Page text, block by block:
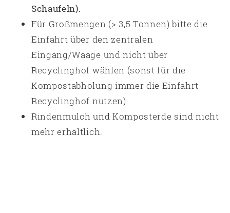
Schaufeln).
Für Großmengen (> 3,5 Tonnen) bitte die
Einfahrt über den zentralen
Eingang/Waage und nicht über
Recyclinghof wählen (sonst für die
Kompostabholung immer die Einfahrt
Recyclinghof nutzen).
Rindenmulch und Komposterde sind nicht
mehr erhältlich.